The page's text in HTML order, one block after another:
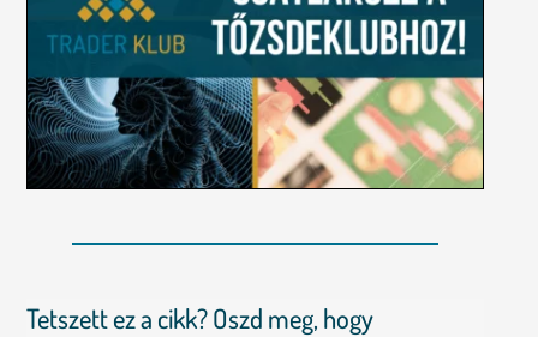
Tetszett ez a cikk? Oszd meg, hogy